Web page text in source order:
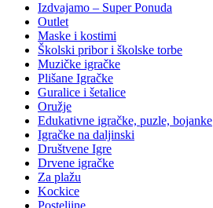
Izdvajamo – Super Ponuda
Outlet
Maske i kostimi
Školski pribor i školske torbe
Muzičke igračke
Plišane Igračke
Guralice i šetalice
Oružje
Edukativne igračke, puzle, bojanke
Igračke na daljinski
Društvene Igre
Drvene igračke
Za plažu
Kockice
Posteljine